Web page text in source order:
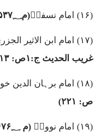
(۱۶) امام نسفیؒ(م
(۱۷) امام ابن الاثیر
غریب الحدیث ج: ۱ص:
(۱۸) امام برہان الدین
ص: ۲۲۱)
(۱۹) امام نوویؒ (م